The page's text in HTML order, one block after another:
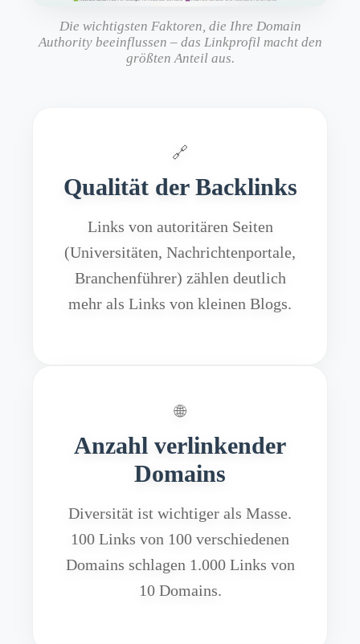
Die wichtigsten Faktoren, die Ihre Domain
Authority beeinflussen – das Linkprofil macht den
größten Anteil aus.
🔗
Qualität der Backlinks
Links von autoritären Seiten
(Universitäten, Nachrichtenportale,
Branchenführer) zählen deutlich
mehr als Links von kleinen Blogs.
🌐
Anzahl verlinkender
Domains
Diversität ist wichtiger als Masse.
100 Links von 100 verschiedenen
Domains schlagen 1.000 Links von
10 Domains.